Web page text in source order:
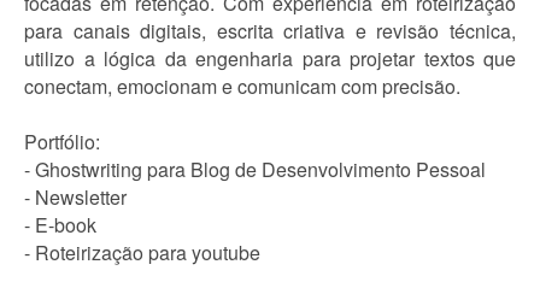
para canais digitais, escrita criativa e revisão técnica,
utilizo a lógica da engenharia para projetar textos que
conectam, emocionam e comunicam com precisão.
Portfólio:
- Ghostwriting para Blog de Desenvolvimento Pessoal
- Newsletter
- E-book
- Roteirização para youtube